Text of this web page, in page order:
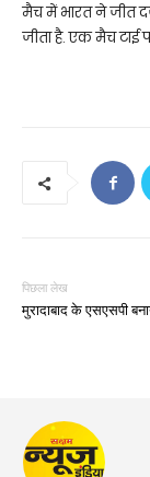
मैच में भारत ने जीत
जीता है. एक मैच टाई
पिछला लेख
मुरादाबाद के एसएसपी